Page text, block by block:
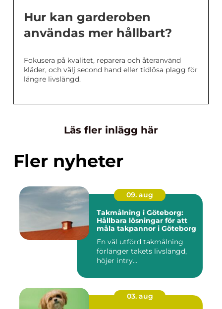
Hur kan garderoben
användas mer hållbart?
Fokusera på kvalitet, reparera och återanvänd
kläder, och välj second hand eller tidlösa plagg för
längre livslängd.
Läs fler inlägg här
Fler nyheter
09. aug
Takmålning i Göteborg:
Hållbara lösningar för att
måla takpannor i Göteborg
En väl utförd takmålning
förlänger takets livslängd,
höjer intry...
03. aug